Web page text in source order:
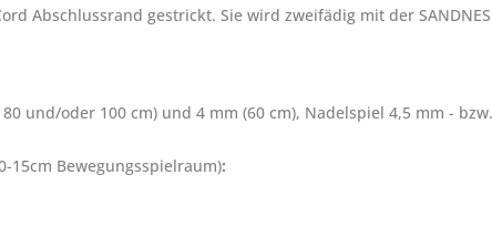
Abschlussrand gestrickt. Sie wird zweifädig mit der
und/oder 100 cm) und 4 mm (60 cm), Nadelspiel 4,5 mm -
15cm Bewegungsspielraum):